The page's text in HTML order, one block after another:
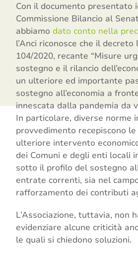
Con il documento presentato
Commissione Bilancio al
abbiamo dato conto nella
l’Anci riconosce che il decreto
104/2020, recante “Misure
sostegno e il rilancio
un ulteriore ed importante
sostegno all’economia a
innescata dalla pandemia da
In particolare, diverse norme
provvedimento recepiscono
ulteriore intervento
dei Comuni e degli enti locali
sotto il profilo del sostegno
entrate correnti, sia nel
rafforzamento dei contributi
L’Associazione, tuttavia, non
evidenziare alcune criticità
le quali si chiedono soluzioni.